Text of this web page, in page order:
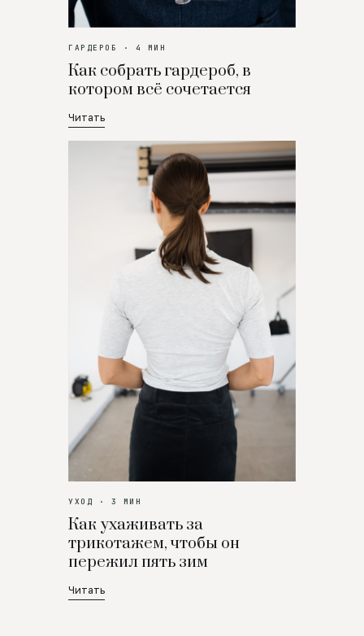
ГАРДЕРОБ · 4 МИН
Как собрать гардероб, в
котором всё сочетается
Читать
УХОД · 3 МИН
Как ухаживать за
трикотажем, чтобы он
пережил пять зим
Читать